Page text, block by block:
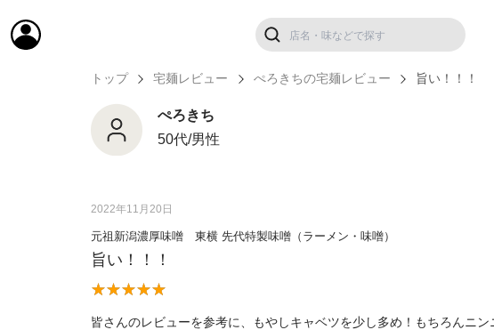
トップ 宅麺レビュー ぺろきちの宅麺レビュー 旨い！！！
ぺろきち
50代/男性
2022年11月20日
元祖新潟濃厚味噌 東横 先代特製味噌（ラーメン・味噌）
旨い！！！
皆さんのレビューを参考に、もやしキャベツを少し多め！もちろんニ